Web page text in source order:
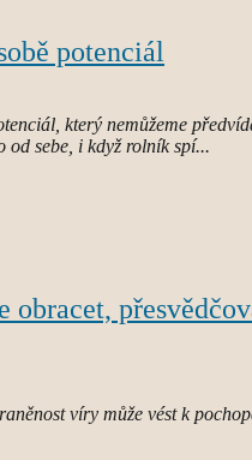
potenciál
který nemůžeme
od sebe, i když rolník spí...
obracet,
víry může vést k